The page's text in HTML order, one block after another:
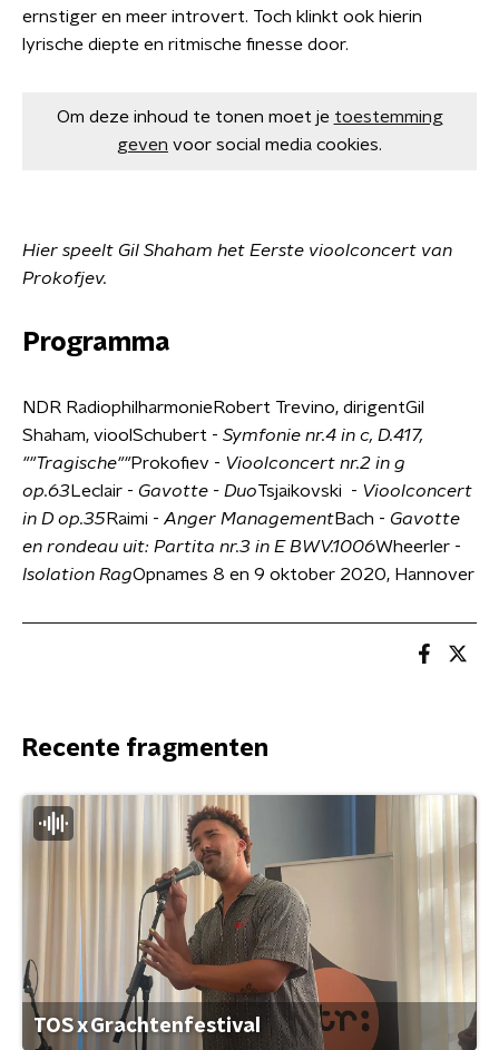
ernstiger en meer introvert. Toch klinkt ook hierin
lyrische diepte en ritmische finesse door.
Om deze inhoud te tonen moet je toestemming
geven voor social media cookies.
Hier speelt Gil Shaham het Eerste vioolconcert van
Prokofjev.
Programma
NDR RadiophilharmonieRobert Trevino, dirigentGil
Shaham, vioolSchubert - Symfonie nr.4 in c, D.417,
""Tragische""Prokofiev - Vioolconcert nr.2 in g
op.63 Leclair - Gavotte - DuoTsjaikovski - Vioolconcert
in D op.35Raimi - Anger ManagementBach - Gavotte
en rondeau uit: Partita nr.3 in E BWV.1006Wheerler -
Isolation RagOpnames 8 en 9 oktober 2020, Hannover
Recente fragmenten
TOS x Grachtenfestival